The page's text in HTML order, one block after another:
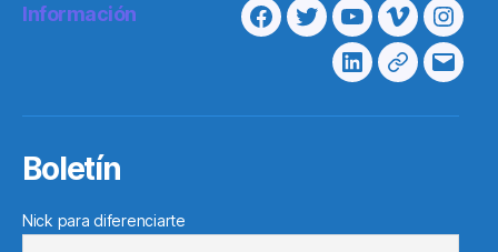
Información
Facebook
TwitterYoutubeVimeo
LinkedinTelegram
Boletín
Nick para diferenciarte